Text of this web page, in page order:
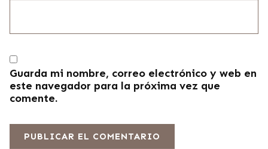
Guarda mi nombre, correo electrónico y web en
este navegador para la próxima vez que
comente.